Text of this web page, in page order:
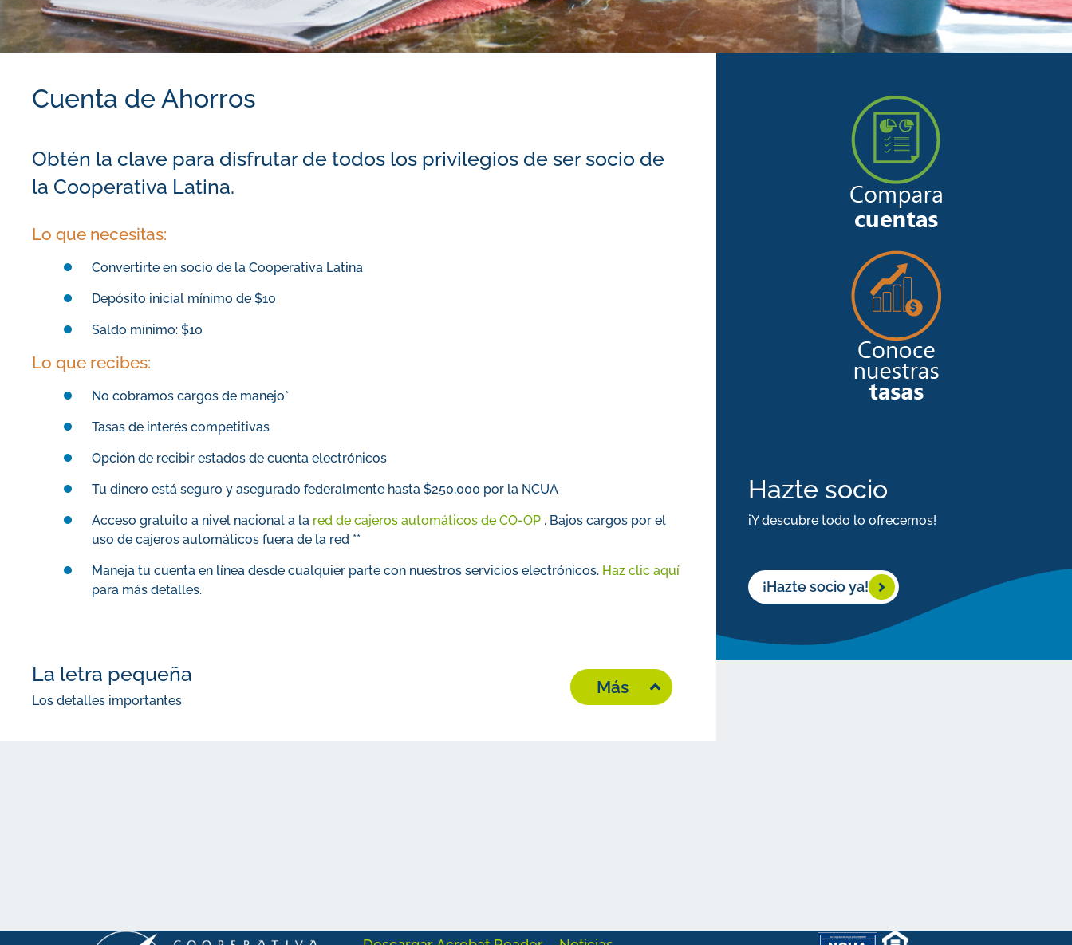
Cuenta de Ahorros
Obtén la clave para disfrutar de todos los privilegios de ser socio de
la Cooperativa Latina.
Lo que necesitas:
Convertirte en socio de la Cooperativa Latina
Depósito inicial mínimo de $10
Saldo mínimo: $10
Lo que recibes:
No cobramos cargos de manejo*
Tasas de interés competitivas
Opción de recibir estados de cuenta electrónicos
Tu dinero está seguro y asegurado federalmente hasta $250,000 por la NCUA
Acceso gratuito a nivel nacional a la red de cajeros automáticos de CO-OP . Bajos cargos por el
uso de cajeros automáticos fuera de la red **
Maneja tu cuenta en línea desde cualquier parte con nuestros servicios electrónicos. Haz clic aquí
para más detalles.
La letra pequeña
Los detalles importantes
Más
Hazte socio
iY descubre todo lo ofrecemos!
¡Hazte socio ya!